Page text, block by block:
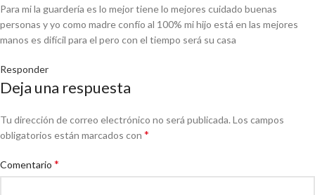
Para mi la guardería es lo mejor tiene lo mejores cuidado buenas
personas y yo como madre confío al 100% mi hijo está en las mejores
manos es difícil para el pero con el tiempo será su casa
Responder
Deja una respuesta
Tu dirección de correo electrónico no será publicada. Los campos
obligatorios están marcados con *
Comentario *